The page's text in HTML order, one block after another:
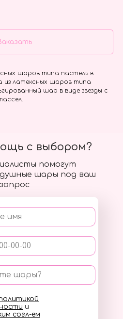
шаров типа пастель в
из латексных шаров типа
шар в виде звезды с
помогут
шары под ваш
запрос
имя
шары?
и
согл-ем
с выбором?